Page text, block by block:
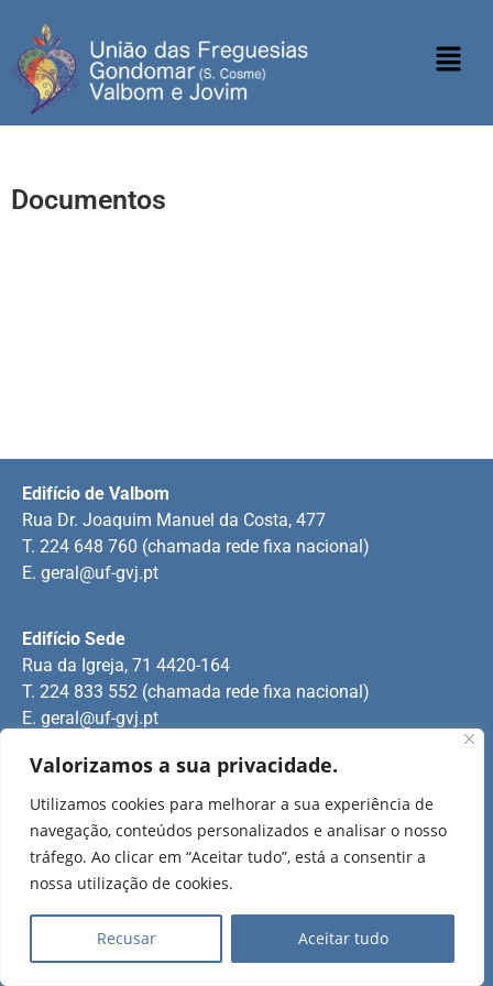
Valorizamos a sua privacidade.
Utilizamos cookies para melhorar a sua experiência de
navegação, conteúdos personalizados e analisar o nosso
tráfego. Ao clicar em “Aceitar tudo”, está a consentir a
nossa utilização de cookies.
Recusar Aceitar tudo
Documentos
2025 Todos os direitos reservados.
Rua Manuel Pinto Martins
T. 224 509 703 (chamada rede fixa nacional)
E.geral@uf-gvj.pt
Edifício Sede
Rua da Igreja, 71 4420-164
T. 224 833 552 (chamada rede fixa nacional)
E. geral@uf-gvj.pt
Edifício de Valbom
Rua Dr. Joaquim Manuel da Costa, 477
T. 224 648 760 (chamada rede fixa nacional)
E. geral@uf-gvj.pt